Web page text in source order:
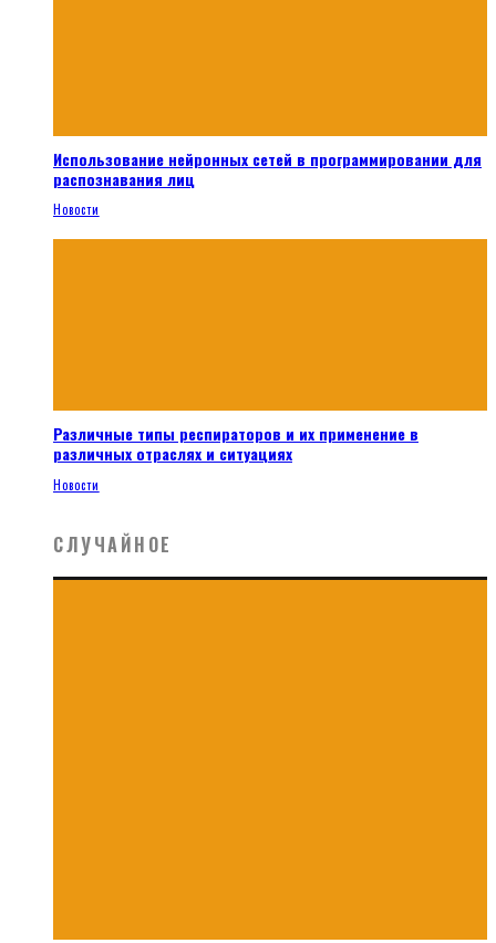
Использование нейронных сетей в программировании для
распознавания лиц
Новости
Различные типы респираторов и их применение в
различных отраслях и ситуациях
Новости
СЛУЧАЙНОЕ